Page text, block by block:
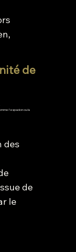
de
l'espadon ou la
des
de
le